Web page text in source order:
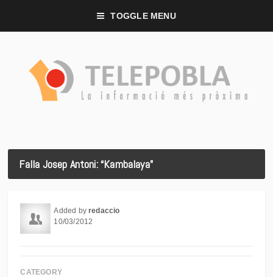
TOGGLE MENU
Falla Josep Antoni: “Kambalaya”
Added byredaccio
10/03/2012
CATEGORY